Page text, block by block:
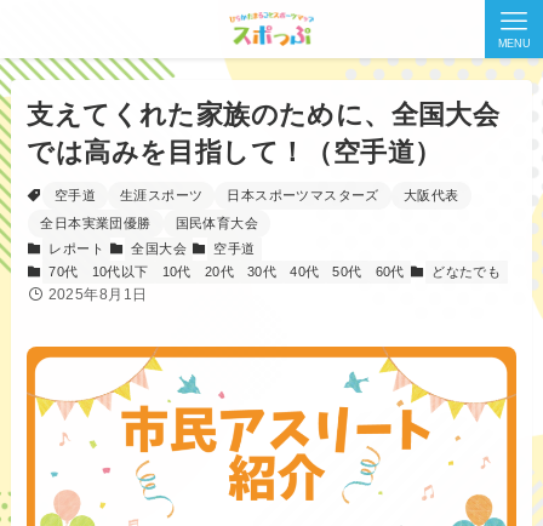
MENU
支えてくれた家族のために、全国大会
では高みを目指して！（空手道）
空手道 生涯スポーツ 日本スポーツマスターズ
大阪代表
全日本実業団優勝
国民体育大会
レポート
全国大会
空手道
70代
10代以下 10代 20代 30代 40代 50代 60代 どなたでも
2025年8月1日